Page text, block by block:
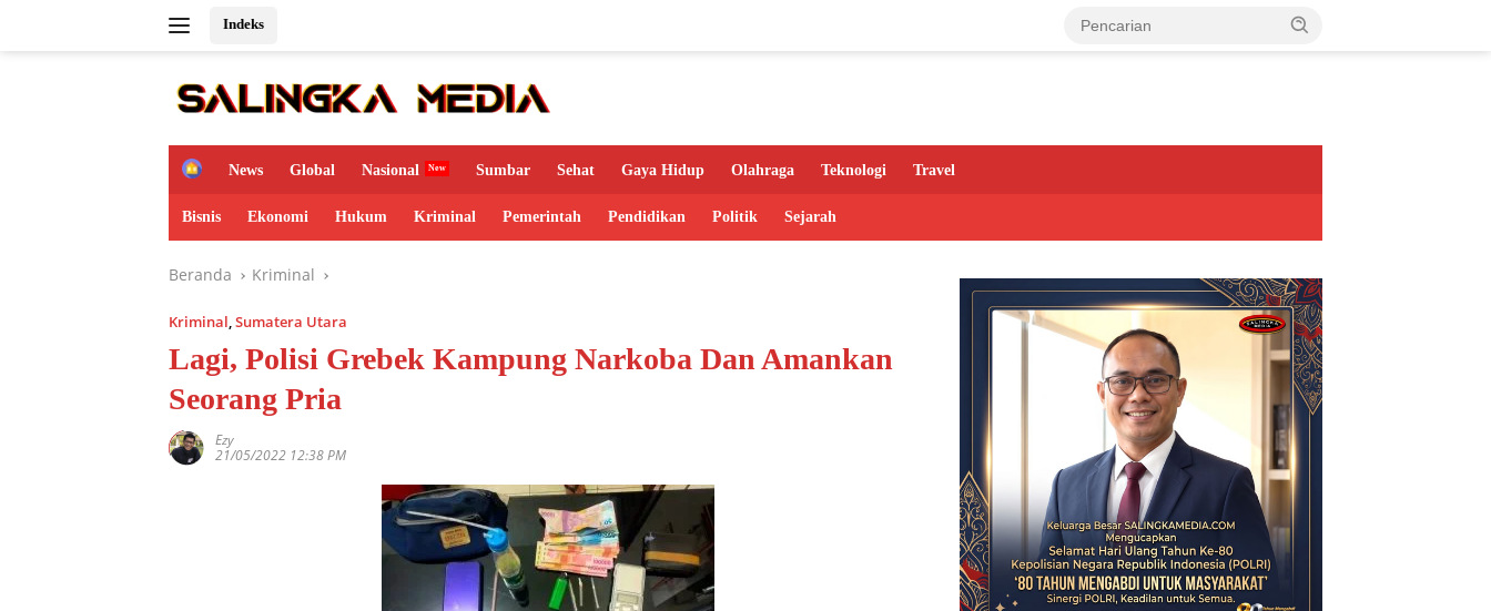
Indeks
H
m
e
News Global Nasional Sumbar Sehat Gaya Hidup Olahraga Teknologi Travel
Bisnis Ekonomi Hukum Kriminal Pemerintah Pendidikan Politik Sejarah
Beranda Kriminal
Kriminal,Sumatera Utara
Lagi, Polisi Grebek Kampung Narkoba Dan Amankan
Seorang Pria
Ezy
21/05/2022 12:38 PM